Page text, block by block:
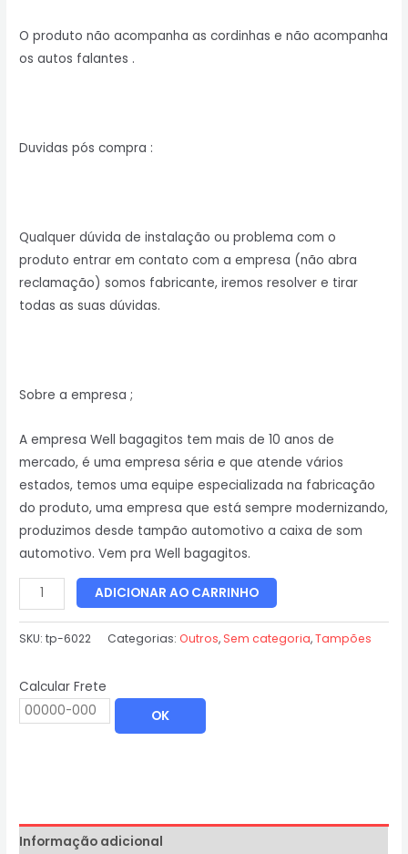
O produto não acompanha as cordinhas e não acompanha
os autos falantes .
Duvidas pós compra :
Qualquer dúvida de instalação ou problema com o
produto entrar em contato com a empresa (não abra
reclamação) somos fabricante, iremos resolver e tirar
todas as suas dúvidas.
Sobre a empresa ;
A empresa Well bagagitos tem mais de 10 anos de
mercado, é uma empresa séria e que atende vários
estados, temos uma equipe especializada na fabricação
do produto, uma empresa que está sempre modernizando,
produzimos desde tampão automotivo a caixa de som
automotivo. Vem pra Well bagagitos.
ADICIONAR AO CARRINHO
SKU:tp-6022 Categorias:Outros, Sem categoria,Tampões
Calcular Frete
OK
Informação adicional